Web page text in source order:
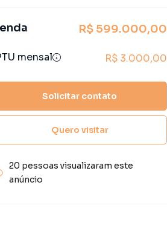
R$ 599.000,00
mensal R$ 3.000,00
Solicitar contato
Quero visitar
20 pessoas visualizaram este
anúncio